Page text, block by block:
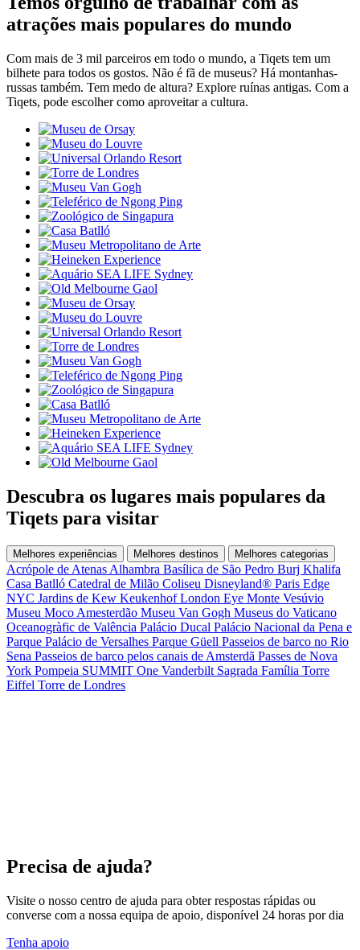
atrações mais populares do mundo
Com mais de 3 mil parceiros em todo o mundo, a Tiqets tem um
bilhete para todos os gostos. Não é fã de museus? Há montanhas-
russas também. Tem medo de altura? Explore ruínas antigas. Com a
Tiqets, pode escolher como aproveitar a cultura.
Descubra os lugares mais populares da
Tiqets para visitar
Melhores experiências Melhores destinos Melhores categorias
Acrópole de Atenas Alhambra Basílica de São Pedro Burj Khalifa
Casa Batlló Catedral de Milão Coliseu Disneyland® Paris Edge
NYC Jardins de Kew KeukenhofLondon Eye Monte Vesúvio
Museu Moco Amesterdão Museu Van Gogh Museus do Vaticano
Oceanogràfic de Valência Palácio Ducal Palácio Nacional da Pena e
Parque Palácio de Versalhes Parque Güell Passeios de barco no Rio
Sena Passeios de barco pelos canais de Amsterdã Passes de Nova
York Pompeia SUMMIT One Vanderbilt Sagrada Família Torre
Eiffel Torre de Londres
Precisa de ajuda?
Visite o nosso centro de ajuda para obter respostas rápidas ou
converse com a nossa equipa de apoio, disponível 24 horas por dia
Tenha apoio